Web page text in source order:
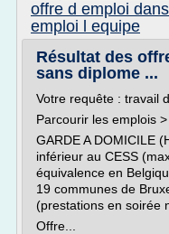
offre d emploi
emploi l equipe
Résultat des
sans diplome ...
Votre requête : travail
Parcourir les emplois
GARDE A DOMICILE
inférieur au CESS
équivalence en
19 communes de
(prestations en soirée
Offre...